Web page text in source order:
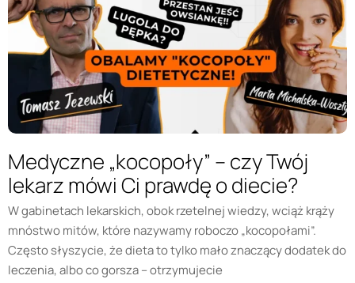
Medyczne „kocopoły” – czy Twój
lekarz mówi Ci prawdę o diecie?
W gabinetach lekarskich, obok rzetelnej wiedzy, wciąż krąży
mnóstwo mitów, które nazywamy roboczo „kocopołami”.
Często słyszycie, że dieta to tylko mało znaczący dodatek do
leczenia, albo co gorsza – otrzymujecie